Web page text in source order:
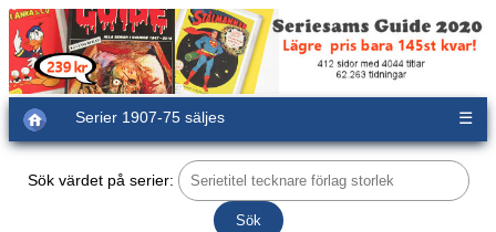
Serier 1907-75 säljes ☰
Sök värdet på serier: